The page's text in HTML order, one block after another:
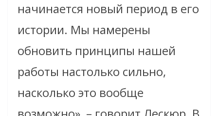
начинается новый период в его
истории. Мы намерены
обновить принципы нашей
работы настолько сильно,
насколько это вообще